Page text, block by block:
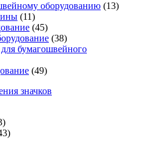
оборудованию (13)
(11)
(45)
(38)
бумагошвейного
(49)
значков